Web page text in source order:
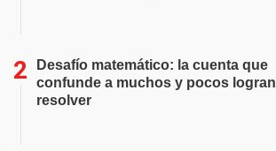
Desafío matemático: la cuenta que
confunde a muchos y pocos logran
resolver